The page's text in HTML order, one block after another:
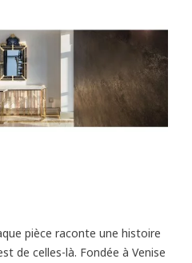
pièce raconte une histoire
de celles-là. Fondée à Venise